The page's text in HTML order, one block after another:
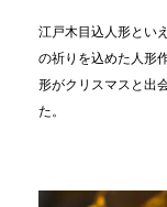
江戸木目込人形とい
の祈りを込めた人形
形がクリスマスと出
た。